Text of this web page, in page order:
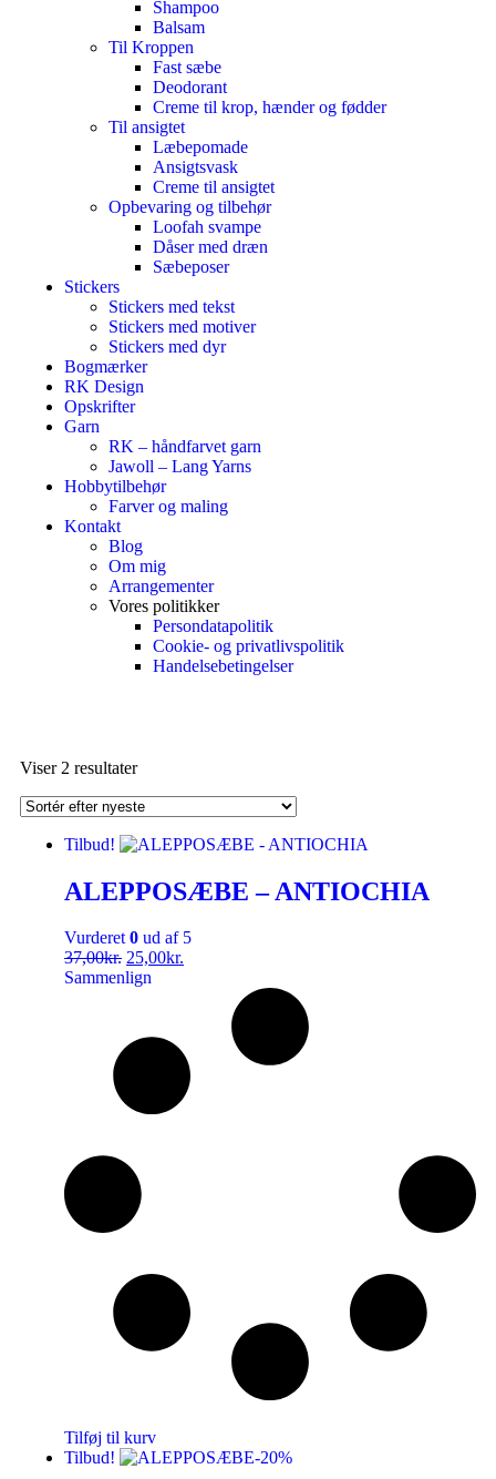
Shampoo
Balsam
Til Kroppen
Fast sæbe
Deodorant
Creme til krop, hænder og fødder
Til ansigtet
Læbepomade
Ansigtsvask
Creme til ansigtet
Opbevaring og tilbehør
Loofah svampe
Dåser med dræn
Sæbeposer
Stickers
Stickers med tekst
Stickers med motiver
Stickers med dyr
Bogmærker
RK Design
Opskrifter
Garn
RK – håndfarvet garn
Jawoll – Lang Yarns
Hobbytilbehør
Farver og maling
Kontakt
Blog
Om mig
Arrangementer
Vores politikker
Persondatapolitik
Cookie- og privatlivspolitik
Handelsebetingelser
Viser 2 resultater
Tilbud!
ALEPPOSÆBE – ANTIOCHIA
Vurderet0 ud af 5
37,00kr. 25,00kr.
Sammenlign
Tilføj til kurv
Tilbud!